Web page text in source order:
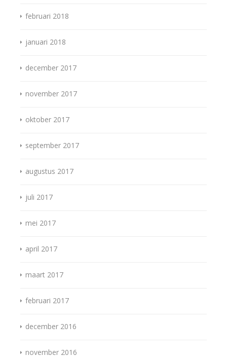
februari 2018
januari 2018
december 2017
november 2017
oktober 2017
september 2017
augustus 2017
juli 2017
mei 2017
april 2017
maart 2017
februari 2017
december 2016
november 2016